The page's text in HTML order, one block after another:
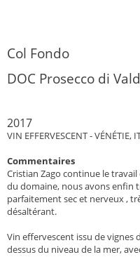
Col Fondo
DOC Prosecco di
2017
VIN EFFERVESCENT - VÉNÉTIE,
Commentaires
Cristian Zago continue le
du domaine, nous avons enfin
parfaitement sec et nerveux ,
désaltérant.
Vin effervescent issu de vignes
dessus du niveau de la mer,